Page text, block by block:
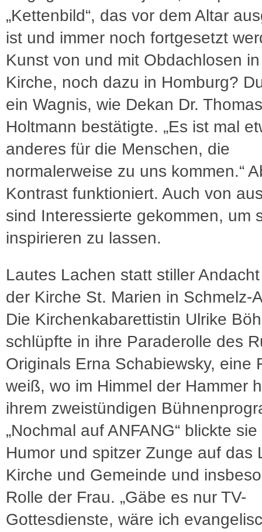
„Kettenbild“, das vor dem Altar
ist und immer noch fortgesetzt
Kunst von und mit Obdachlosen
Kirche, noch dazu in Homburg?
ein Wagnis, wie Dekan Dr. Thomas
Holtmann bestätigte. „Es ist mal
anderes für die Menschen, die
normalerweise zu uns kommen.“
Kontrast funktioniert. Auch von
sind Interessierte gekommen, um
inspirieren zu lassen.
Lautes Lachen statt stiller
der Kirche St. Marien in Schmelz-
Die Kirchenkabarettistin Ulrike
schlüpfte in ihre Paraderolle des
Originals Erna Schabiewsky, eine
weiß, wo im Himmel der Hammer
ihrem zweistündigen
„Nochmal auf ANFANG“ blickte sie
Humor und spitzer Zunge auf das
Kirche und Gemeinde und
Rolle der Frau. „Gäbe es nur TV-
Gottesdienste, wäre ich